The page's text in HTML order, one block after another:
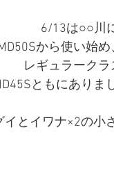
6/13は○○川
から使い始
レギュラーク
ともにあり
イとイワナ×2の